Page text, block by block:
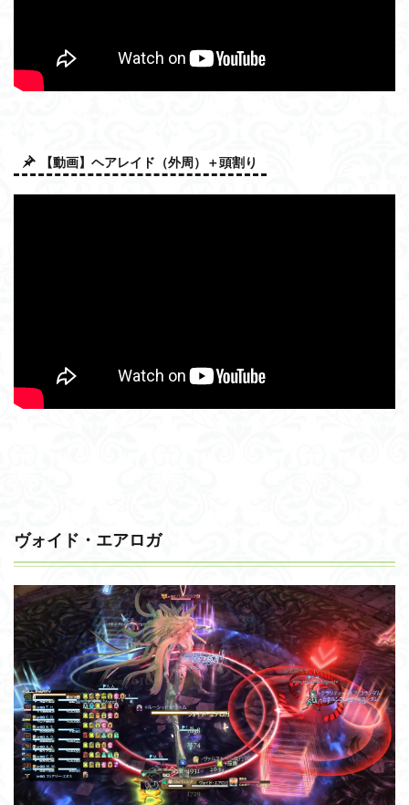
【動画】ヘアレイド（外周）＋頭割り
ヴォイド・エアロガ